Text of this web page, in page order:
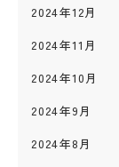
2024年12月
2024年11月
2024年10月
2024年9月
2024年8月